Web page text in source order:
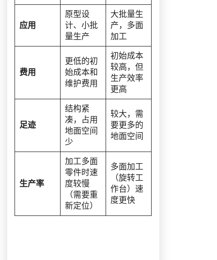
应用
原型设
计、小批
量生产
大批量生
产，多面
加工
费用
更低的初
始成本和
维护费用
初始成本
较高，但
生产效率
更高
足迹
结构紧
凑，占用
地面空间
少
较大，需
要更多的
地面空间
生产率
加工多面
零件时速
度较慢
（需要重
新定位）
多面加工
（旋转工
作台）速
度更快